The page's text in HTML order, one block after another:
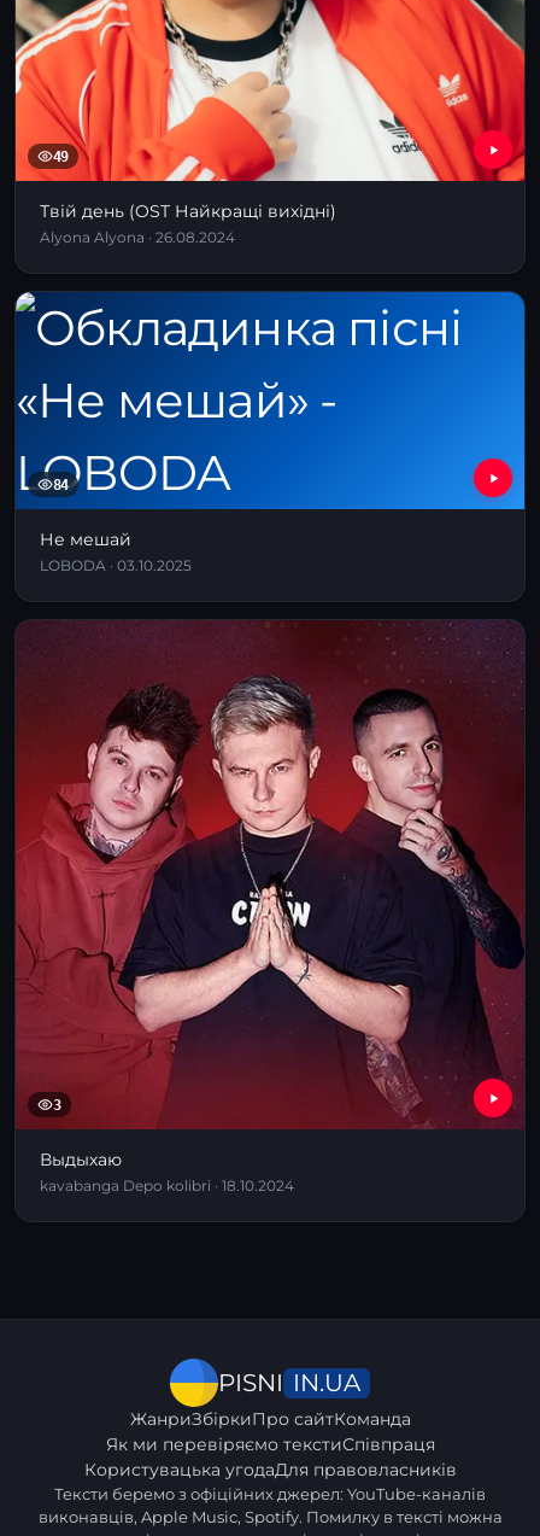
49
Твій день (OST Найкращі вихідні)
Alyona Alyona · 26.08.2024
84
Не мешай
LOBODA · 03.10.2025
3
Выдыхаю
kavabanga Depo kolibri · 18.10.2024
PISNI IN.UA
ЖанриЗбіркиПро сайтКоманда
Як ми перевіряємо текстиСпівпраця
Користувацька угодаДля правовласників
Тексти беремо з офіційних джерел: YouTube-каналів
виконавців, Apple Music, Spotify. Помилку в тексті можна